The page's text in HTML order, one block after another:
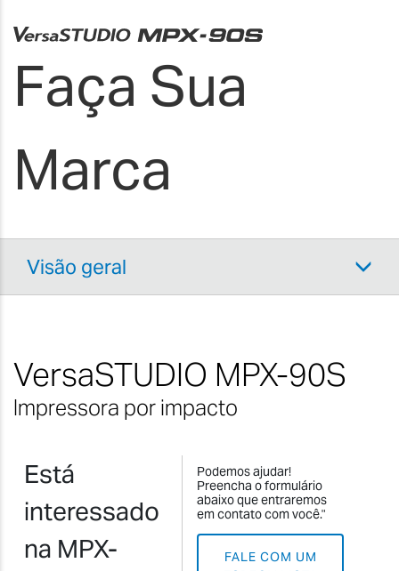
Faça Sua
Marca
Visão geral
VersaSTUDIO MPX-90S
Impressora por impacto
Está
interessado
na MPX-
Podemos ajudar!
Preencha o formulário
abaixo que entraremos
em contato com você."
FALE COM UM